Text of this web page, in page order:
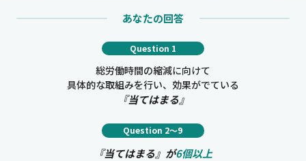
あなたの回答
Question 1
総労働時間の縮減に向けて
具体的な取組みを行い、効果がでている
『当てはまる』
Question 2～9
『当てはまる』が6個以上